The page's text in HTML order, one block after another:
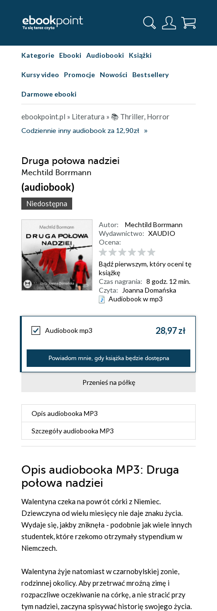
Kategorie Ebooki Audiobooki Książki
Kursy video Promocje Nowości Bestsellery
Darmowe ebooki
ebookpoint.pl » Literatura » 📚 Thriller, Horror
Codziennie inny audiobook za 12,90zł
Druga połowa nadziei
Mechtild Borrmann
(audiobook)
Niedostępna
Autor:
Mechtild Borrmann
Wydawnictwo: XAUDIO
Ocena:
Bądź pierwszym, który oceni tę
książkę
Czas nagrania: 8 godz. 12 min.
Czyta:
Joanna Domańska
Audiobook w mp3
Audiobook mp3 28,97 zł
Powiadom mnie, gdy książka będzie dostępna
Przenieś na półkę
Opis audiobooka MP3
Szczegółyaudiobooka MP3
Opis audiobooka MP3: Druga
połowa nadziei
Walentyna czeka na powrót córki z Niemiec.
Dziewczyna od wielu miesięcy nie daje znaku życia.
Wydaje się, jakby zniknęła - podobnie jak wiele innych
studentek, które rzekomo otrzymały stypendium w
Niemczech.
Walentyna żyje natomiast w czarnobylskiej zonie,
rodzinnej okolicy. Aby przetrwać mroźną zimę i
rozpaczliwe oczekiwanie na córkę, a nie stracić przy
tym nadziei, zaczyna spisywać historię swojego życia.